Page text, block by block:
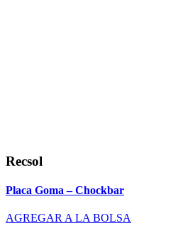
Recsol
Placa Goma – Chockbar
AGREGAR A LA BOLSA